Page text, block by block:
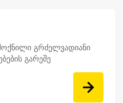
გრძელვადიანი
გარეშე